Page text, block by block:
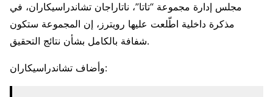
مجلس إدارة مجموعة “تاتا”، ناتاراجان تشاندراسيكاران، في
مذكرة داخلية اطّلعت عليها رويترز، إن المجموعة ستكون
شفافة بالكامل بشأن نتائج التحقيق.
وأضاف تشاندراسيكاران: